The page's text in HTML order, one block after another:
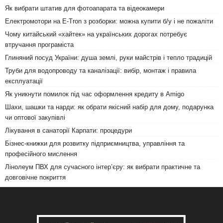
Як вибрати штатив для фотоапарата та відеокамери
Електромотори на E-Tron з розборки: можна купити б/у і не пожаліти
Чому китайський «хайтек» на українських дорогах потребує
втручання програміста
Глиняний посуд України: душа землі, руки майстрів і тепло традицій
Труби для водопроводу та каналізації: вибір, монтаж і правила
експлуатації
Як уникнути помилок під час оформлення кредиту в Amigo
Шахи, шашки та нарди: як обрати якісний набір для дому, подарунка
чи оптової закупівлі
Лікування в санаторії Карпати: процедури
Бізнес-книжки для розвитку підприємництва, управління та
професійного мислення
Лінолеум ПВХ для сучасного інтер’єру: як вибрати практичне та
довговічне покриття